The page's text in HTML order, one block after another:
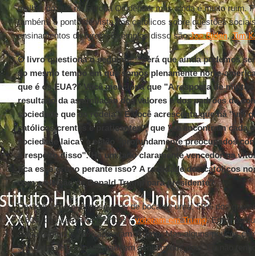
melhor do que na Europa Ocidental, mas ainda é muito ruim.
também, o ponto de vista dos católicos sobre questões
ensinamentos da Igreja. Exemplos disso sãoJoe Biden, Tim
O livro questiona o seguinte: "Será que ainda podemos
ao mesmo tempo em que somos plenamente norte-
que é os EUA?" Você menciona que "A resposta de
resultado da assimilação dos valores e dos padrões de
sociedade que os rodeia". E você acrescenta que há "um
católicos crentes e praticantes", que "se encontram cada
sociedade laica" e estão "profundamente preocupados
a respeito disso". Há um lado claramente vencedor na
fica esse grupo perante isso? A realidade dos católicos
com a eleição de Donald Trump para presidente?
De acordo com as pesquisas de boca de urna, 52% dos que
e 60% dos católicos brancos -votaram em Trump. Entre os
semanalmente, 56% apoiaramTrump. Mas alguns poucos
sou um deles) não votaram em nenhum dos dois. Eu não